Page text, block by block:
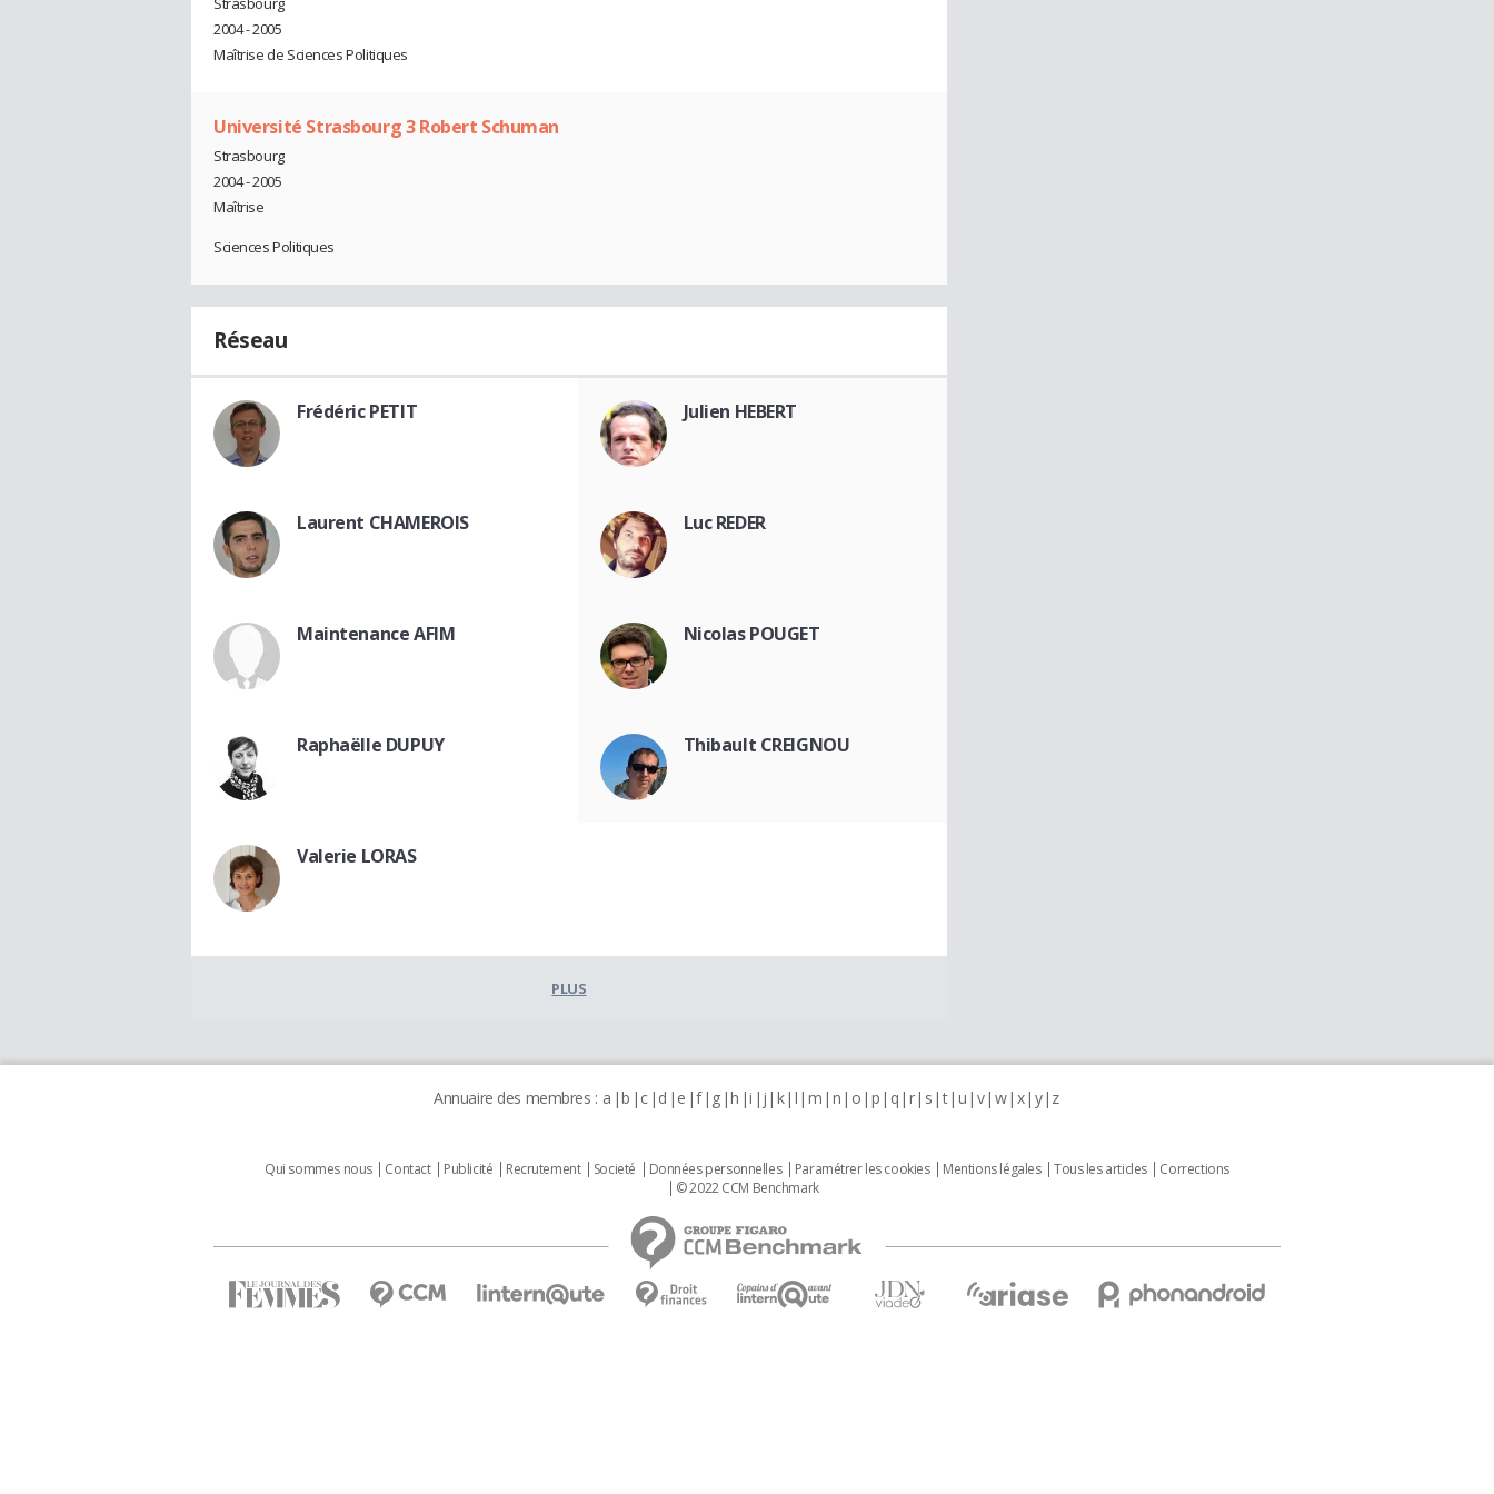
2004 - 2005
Maîtrise de Sciences Politiques
Université Strasbourg 3 Robert Schuman
Strasbourg
2004 - 2005
Maîtrise
Sciences Politiques
Réseau
Frédéric PETIT Julien HEBERT
Laurent CHAMEROIS Luc REDER
Maintenance AFIM Nicolas POUGET
Raphaëlle DUPUY Thibault CREIGNOU
Valerie LORAS
PLUS
Annuaire des membres : a b c d e f g h i j k l m n o p q r s t u v w x y z
Qui sommes nous Contact Publicité Recrutement Societé Données personnelles Paramétrer les cookies Mentions légales Tous les articles
Corrections
© 2022 CCM Benchmark